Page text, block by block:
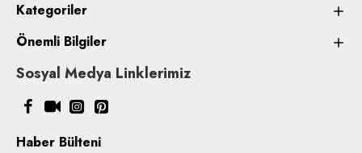
Kategoriler
Önemli Bilgiler
Sosyal Medya Linklerimiz
Haber Bülteni